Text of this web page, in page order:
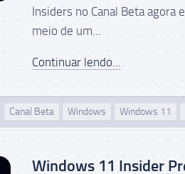
Insiders no Canal Beta agora
meio de um...
Continuar lendo...
Canal Beta Windows Windows 11
Windows 11 Insider